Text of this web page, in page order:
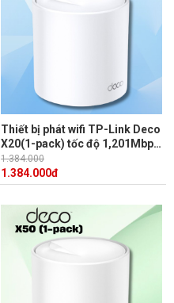
Thiết bị phát wifi TP-Link Deco
X20(1-pack) tốc độ 1,201Mbps
trên 5 GHz, 574 Mbps băng tần
2.4 GHz
1.384.000
1.384.000đ